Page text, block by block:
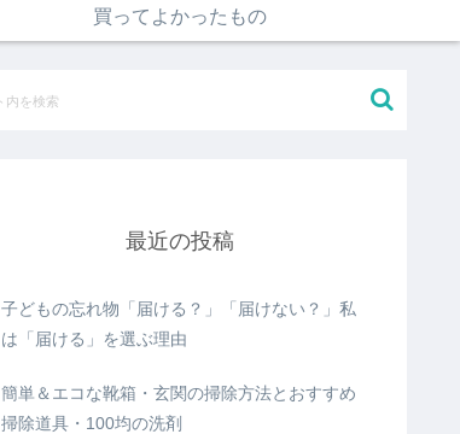
買ってよかったもの
最近の投稿
子どもの忘れ物「届ける？」「届けない？」私
は「届ける」を選ぶ理由
簡単＆エコな靴箱・玄関の掃除方法とおすすめ
掃除道具・100均の洗剤